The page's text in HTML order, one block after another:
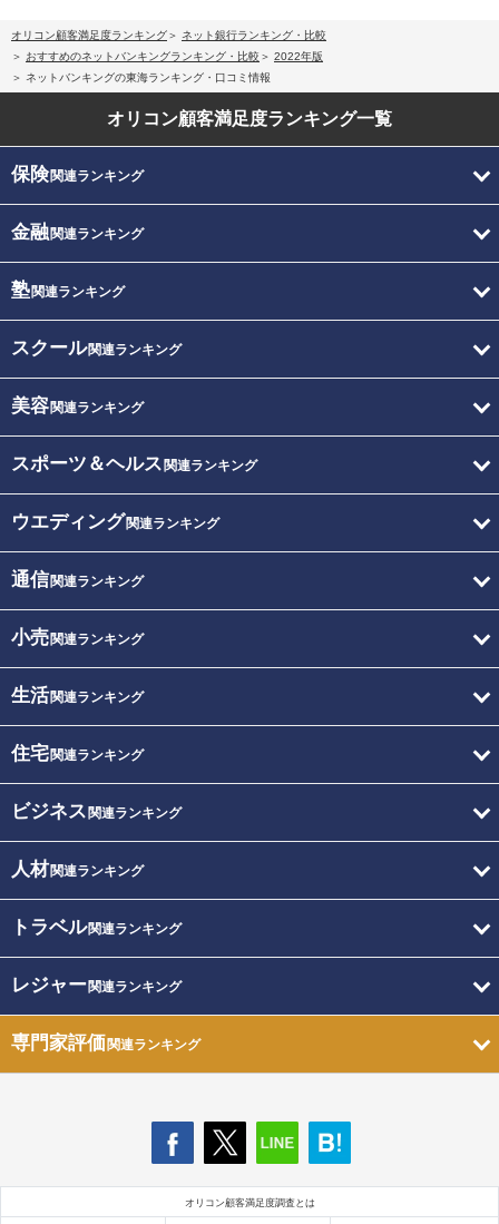
オリコン顧客満足度ランキング
ネット銀行ランキング・比較
おすすめのネットバンキングランキング・比較
2022年版
ネットバンキングの東海ランキング・口コミ情報
オリコン顧客満足度ランキング一覧
保険関連ランキング
金融関連ランキング
塾関連ランキング
スクール関連ランキング
美容関連ランキング
スポーツ＆ヘルス 関連ランキング
ウエディング関連ランキング
通信関連ランキング
小売関連ランキング
生活関連ランキング
住宅関連ランキング
ビジネス 関連ランキング
人材関連ランキング
トラベル関連ランキング
レジャー関連ランキング
専門家評価関連ランキング
オリコン顧客満足度調査とは